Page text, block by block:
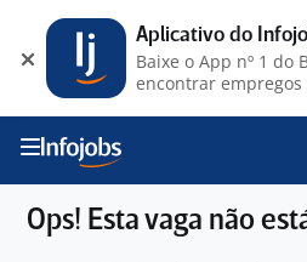
Ops! Esta vaga não
Aplicativo do
Baixe o App nº 1 do
encontrar empregos